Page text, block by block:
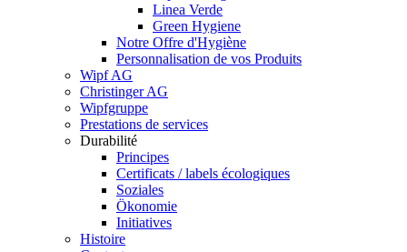
Linea Verde
Green Hygiene
Notre Offre d'Hygiène
Personnalisation de vos Produits
Wipf AG
Christinger AG
Wipfgruppe
Prestations de services
Durabilité
Principes
Certificats / labels écologiques
Soziales
Ökonomie
Initiatives
Histoire